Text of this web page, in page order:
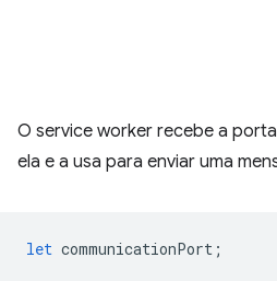
O service worker recebe a
ela e a usa para enviar uma
let communicationPort ;